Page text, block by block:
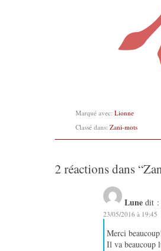
Marqué avec: Lionne
Classé dans: Zani-mots
2 réactions dans “
Lune dit :
23/05/2016 à 19:45
Merci
Il va beaucoup